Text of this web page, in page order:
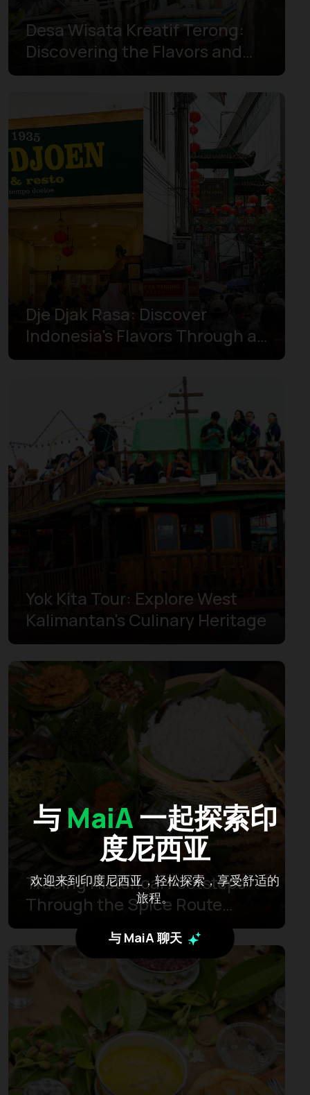
与 MaiA一起探索印
度尼西亚
欢迎来到印度尼西亚，轻松探索，享受舒适的
旅程。
与 MaiA 聊天
占碑
巴布亚
巴布亚高地
廖内
廖内群岛
日惹
西加里曼丹
西努沙登加拉
西苏拉威西
西苏门答腊
邦加勿里洞群岛
雅加达
Desa Wisata Kreatif Terong:
Discovering the Flavors and
Traditions of Belitung
Dje Djak Rasa: Discover
Indonesia's Flavors Through a
Walking Tour
Yok Kita Tour: Explore West
Kalimantan's Culinary Heritage
Tracing Historical Footsteps
Through the Spice Route
Cultural Heritage Trip